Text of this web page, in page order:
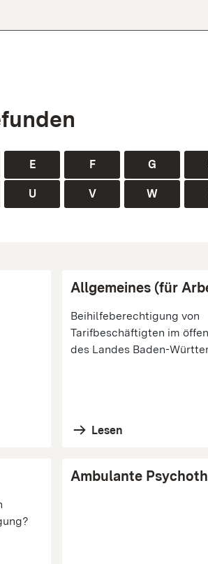
E F G
U V W
Allgemeines (für
Beihilfeberechtigung von
Tarifbeschäftigten im
des Landes Baden-
Lesen
Ambulante